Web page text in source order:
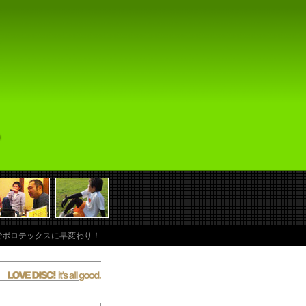
ロテックスに早変わり！